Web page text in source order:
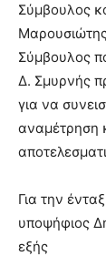
Σύμβουλος
Σύμβουλος
Δ. Σμυρνής
για να
αναμέτρηση
Για την
υποψήφιος
εξής